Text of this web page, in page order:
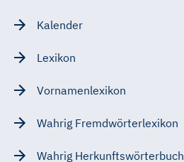
Kalender
Lexikon
Vornamenlexikon
Wahrig Fremdwörterlexikon
Wahrig Herkunftswörterbuch